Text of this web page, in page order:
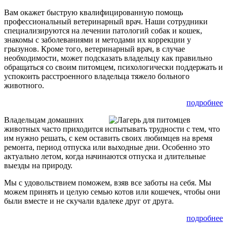
Вам окажет быструю квалифицированную помощь
профессиональный ветеринарный врач. Наши сотрудники
специализируются на лечении патологий собак и кошек,
знакомы с заболеваниями и методами их коррекции у
грызунов. Кроме того, ветеринарный врач, в случае
необходимости, может подсказать владельцу как правильно
обращаться со своим питомцем, психологически поддержать и
успокоить расстроенного владельца тяжело больного
животного.
подробнее
Владельцам домашних
животных часто приходится испытывать трудности с тем, что
им нужно решать, с кем оставить своих любимцев на время
ремонта, период отпуска или выходные дни. Особенно это
актуально летом, когда начинаются отпуска и длительные
выезды на природу.
Мы с удовольствием поможем, взяв все заботы на себя. Мы
можем принять и целую семью котов или кошечек, чтобы они
были вместе и не скучали вдалеке друг от друга.
подробнее